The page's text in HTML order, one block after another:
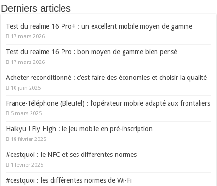
Derniers articles
Test du realme 16 Pro+ : un excellent mobile moyen de gamme
17 mars 2026
Test du realme 16 Pro : bon moyen de gamme bien pensé
17 mars 2026
Acheter reconditionné : c’est faire des économies et choisir la qualité
10 juin 2025
France-Téléphone (Bleutel) : l’opérateur mobile adapté aux frontaliers
5 mars 2025
Haikyu ! Fly High : le jeu mobile en pré-inscription
18 février 2025
#cestquoi : le NFC et ses différentes normes
1 février 2025
#cestquoi : les différentes normes de Wi-Fi